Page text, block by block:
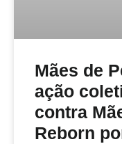
Mães de
ação
contra
Reborn